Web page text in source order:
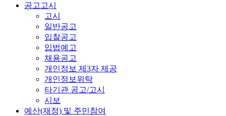
공고고시
고시
일반공고
입찰공고
입법예고
채용공고
개인정보 제3자 제공
개인정보위탁
타기관 공고/고시
시보
예산(재정) 및 주민참여